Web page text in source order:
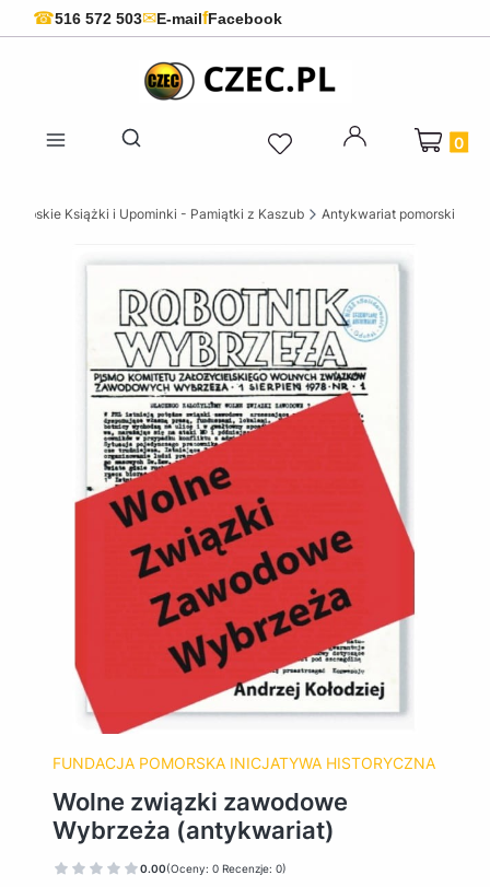
☎516 572 503✉E-mailfFacebook
Otwórz wyszukiwarkę
Produkty
Książki i Upominki - Pamiątki z Kaszub Antykwariat pomorski
FUNDACJA POMORSKA INICJATYWA HISTORYCZNA
Wolne związki zawodowe
Wybrzeża (antykwariat)
0.00(Oceny: 0 Recenzje: 0)